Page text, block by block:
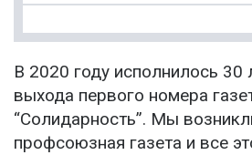
В 2020 году исполнилось 30
выхода первого номера
“Солидарность”. Мы
профсоюзная газета и все